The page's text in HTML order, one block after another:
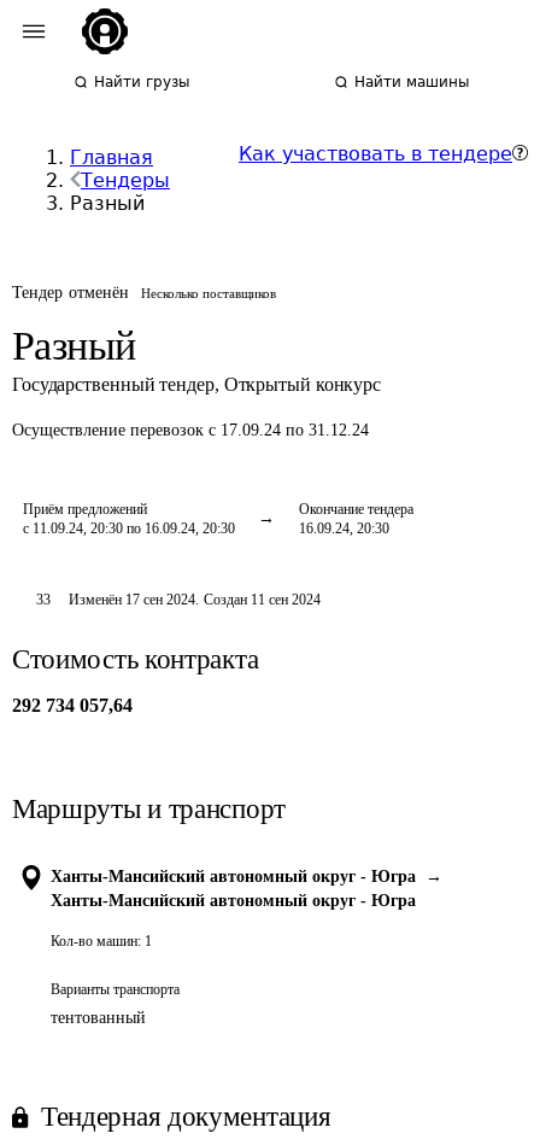
Найти грузы Найти машины
Главная
Тендеры
Разный
Как участвовать в тендере
Тендер отменён Несколько поставщиков
Разный
Государственный тендер, Открытый конкурс
Осуществление перевозок с 17.09.24 по 31.12.24
Приём предложений
с 11.09.24, 20:30 по 16.09.24, 20:30
Окончание тендера
16.09.24, 20:30
33 Изменён 17 сен 2024. Создан 11 сен 2024
Стоимость контракта
292 734 057,64
Маршруты и транспорт
Ханты-Мансийский автономный округ - Югра
→
Ханты-Мансийский автономный округ - Югра
Кол-во машин: 1
Варианты транспорта
тентованный
Тендерная документация